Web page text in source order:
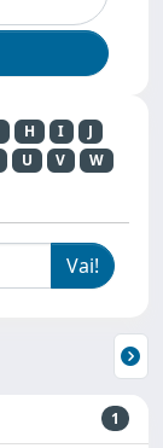
H I
J
U V
W
1